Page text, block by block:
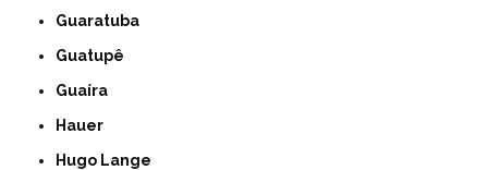
Guaratuba
Guatupê
Guaíra
Hauer
Hugo Lange